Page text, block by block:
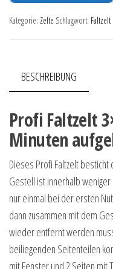
Kategorie: Zelte Schlagwort: Faltzelt
BESCHREIBUNG
Profi Faltzelt
Minuten
Dieses Profi Faltzelt besticht
Gestell ist innerhalb
nur einmal bei der ersten
dann zusammen mit dem
wieder entfernt werden
beiliegenden Seitenteilen
mit Fenster und 2 Seiten mit